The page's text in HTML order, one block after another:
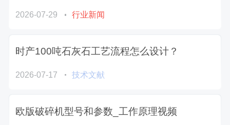
2026-07-29 行业新闻
时产100吨石灰石工艺流程怎么设计？
2026-07-17 技术文献
欧版破碎机型号和参数_工作原理视频